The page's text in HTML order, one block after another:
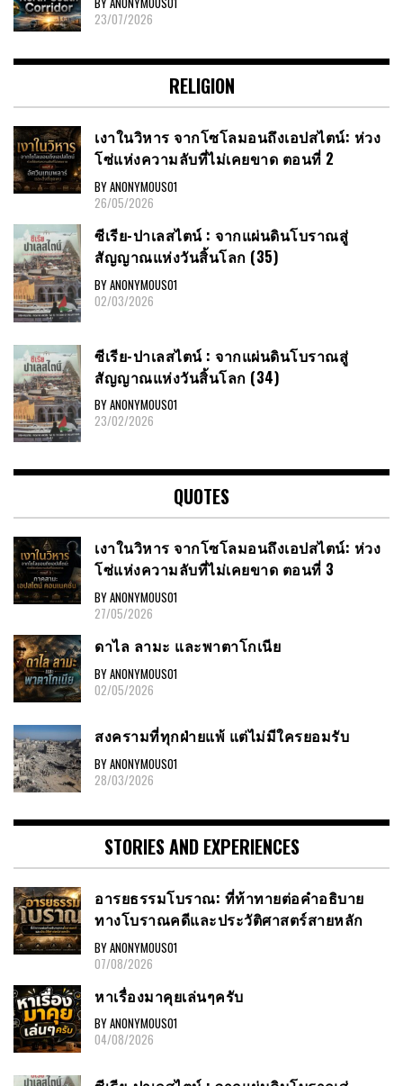
23/07/2026
RELIGION
เงาในวิหาร จากโซโลมอนถึงเอปสไตน์: ห่วง
โซ่แห่งความลับที่ไม่เคยขาด ตอนที่ 2
BY ANONYMOUS01
26/05/2026
ซีเรีย​-ปาเลสไตน์​ : จากแผ่นดินโบราณสู่
สัญญาณ​แห่งวันสิ้นโลก​ (35)
BY ANONYMOUS01
02/03/2026
ซีเรีย​-ปาเลสไตน์​ : จากแผ่นดินโบราณสู่
สัญญาณ​แห่งวันสิ้นโลก​ (34)
BY ANONYMOUS01
23/02/2026
QUOTES
เงาในวิหาร จากโซโลมอนถึงเอปสไตน์: ห่วง
โซ่แห่งความลับที่ไม่เคยขาด ตอนที่ 3
BY ANONYMOUS01
27/05/2026
ดาไล ลามะ และพาตาโกเนีย
BY ANONYMOUS01
02/05/2026
สงครามที่ทุกฝ่ายแพ้ แต่ไม่มีใครยอมรับ
BY ANONYMOUS01
28/03/2026
STORIES AND EXPERIENCES
อารยธรรมโบราณ: ที่ท้าทายต่อคำอธิบาย
ทางโบราณคดีและประวัติศาสตร์สายหลัก
BY ANONYMOUS01
07/08/2026
หาเรื่องมาคุยเล่นๆครับ
BY ANONYMOUS01
04/08/2026